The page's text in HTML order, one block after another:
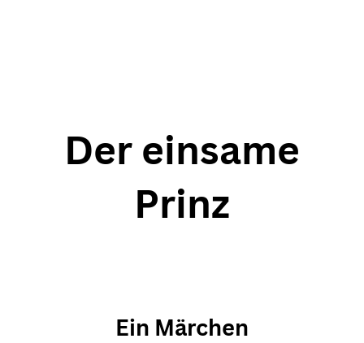
Der einsame
Prinz
Madison Lee
• ENTREPRENEUR
Ein Märchen